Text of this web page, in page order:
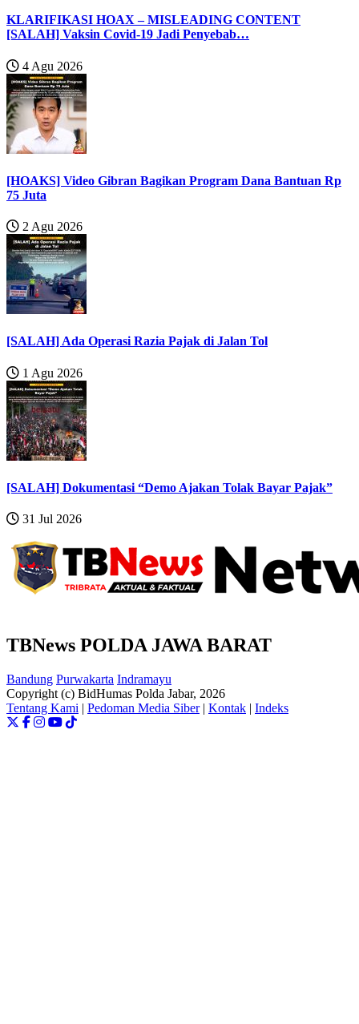
KLARIFIKASI HOAX – MISLEADING CONTENT
[SALAH] Vaksin Covid-19 Jadi Penyebab…
4 Agu 2026
[HOAKS] Video Gibran Bagikan Program Dana Bantuan Rp
75 Juta
2 Agu 2026
[SALAH] Ada Operasi Razia Pajak di Jalan Tol
1 Agu 2026
[SALAH] Dokumentasi “Demo Ajakan Tolak Bayar Pajak”
31 Jul 2026
TBNews POLDA JAWA BARAT
Bandung Purwakarta Indramayu
Copyright (c) BidHumas Polda Jabar, 2026
Tentang Kami | Pedoman Media Siber| Kontak | Indeks